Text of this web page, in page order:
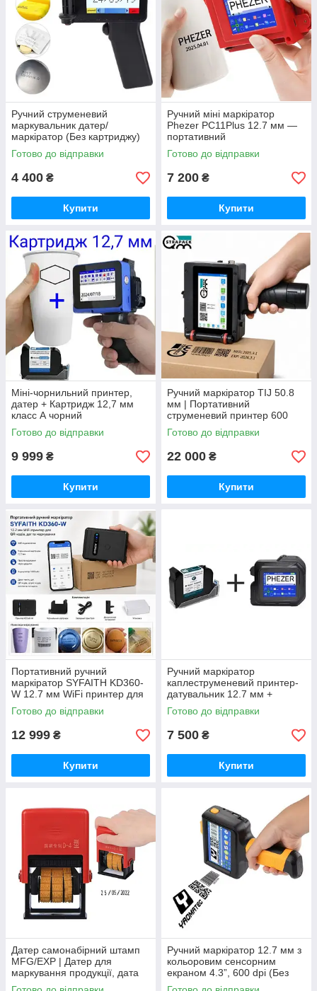
Ручний струменевий
маркувальник датер/
маркіратор (Без картриджу)
Готово до відправки
4 400 ₴
Купити
Ручний міні маркіратор
Phezer PC11Plus 12.7 мм —
портативний
каплеструменевий принтер
600 dpi (Без картриджу)
Готово до відправки
7 200 ₴
Купити
Міні-чорнильний принтер,
датер + Картридж 12,7 мм
класс А чорний
Готово до відправки
9 999 ₴
Купити
Ручний маркіратор TIJ 50.8
мм | Портативний
струменевий принтер 600
DPI | QR-коди | Дати |
Логотипи | 2 друкувальні
Готово до відправки
22 000 ₴
Купити
Портативний ручний
маркіратор SYFAITH KD360-
W 12.7 мм WiFi принтер для
QR-кодів, дат та маркування
Готово до відправки
12 999 ₴
Купити
Ручний маркіратор
каплеструменевий принтер-
датувальник 12.7 мм +
картридж
Готово до відправки
7 500 ₴
Купити
Датер самонабірний штамп
MFG/EXP | Датер для
маркування продукції, дата
виробництва та придатності
Ручний маркіратор 12.7 мм з
кольоровим сенсорним
екраном 4.3”, 600 dpi (Без
картриджу)